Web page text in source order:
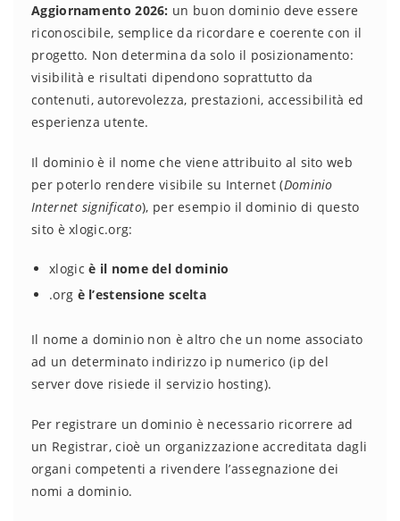
Aggiornamento 2026: un buon dominio deve essere
riconoscibile, semplice da ricordare e coerente con il
progetto. Non determina da solo il posizionamento:
visibilità e risultati dipendono soprattutto da
contenuti, autorevolezza, prestazioni, accessibilità ed
esperienza utente.
Il dominio è il nome che viene attribuito al sito web
per poterlo rendere visibile su Internet (Dominio
Internet significato), per esempio il dominio di questo
sito è xlogic.org:
xlogic è il nome del dominio
.org è l’estensione scelta
Il nome a dominio non è altro che un nome associato
ad un determinato indirizzo ip numerico (ip del
server dove risiede il servizio hosting).
Per registrare un dominio è necessario ricorrere ad
un Registrar, cioè un organizzazione accreditata dagli
organi competenti a rivendere l’assegnazione dei
nomi a dominio.